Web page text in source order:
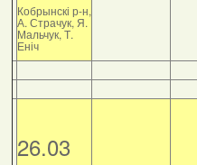
Кобрынскі р-н,
А. Страчук, Я.
Мальчук, Т.
Еніч
26.03